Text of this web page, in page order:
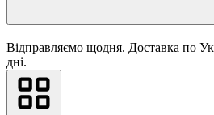
Відправляємо щодня. Доставка по
дні.